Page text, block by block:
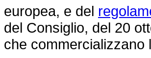
europea, e del
del Consiglio, del 20
che commercializzano